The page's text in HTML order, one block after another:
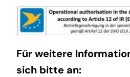
Für weitere
sich bitte an: